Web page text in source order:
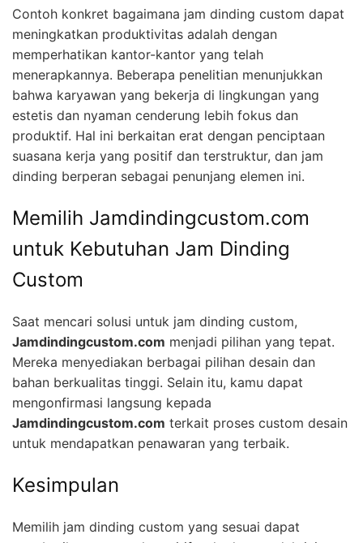
Contoh konkret bagaimana jam dinding custom dapat
meningkatkan produktivitas adalah dengan
memperhatikan kantor-kantor yang telah
menerapkannya. Beberapa penelitian menunjukkan
bahwa karyawan yang bekerja di lingkungan yang
estetis dan nyaman cenderung lebih fokus dan
produktif. Hal ini berkaitan erat dengan penciptaan
suasana kerja yang positif dan terstruktur, dan jam
dinding berperan sebagai penunjang elemen ini.
Memilih Jamdindingcustom.com
untuk Kebutuhan Jam Dinding
Custom
Saat mencari solusi untuk jam dinding custom,
Jamdindingcustom.com menjadi pilihan yang tepat.
Mereka menyediakan berbagai pilihan desain dan
bahan berkualitas tinggi. Selain itu, kamu dapat
mengonfirmasi langsung kepada
Jamdindingcustom.com terkait proses custom desain
untuk mendapatkan penawaran yang terbaik.
Kesimpulan
Memilih jam dinding custom yang sesuai dapat